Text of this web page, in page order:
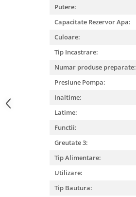
Mixere, tocatoare & roboti de
Roboți de Bucătărie
Perii de Păr Electrice
Plăci de Bază
Polizoare Unghiulare
Storcătoare Citrice
Trimmere si Fierastrae
Uscătoare de Păr
Putere:
Capacitate Rezervor Apa:
Culoare:
Tip Incastrare:
Numar produse preparate:
Presiune Pompa:
Inaltime:
Latime:
Functii:
Greutate 3:
Tip Alimentare:
Utilizare:
Tip Bautura: